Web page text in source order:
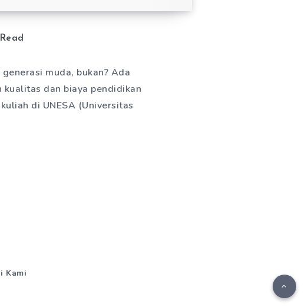
muda, bukan? Ada
dan biaya pendidikan
di UNESA (Universitas
Kami